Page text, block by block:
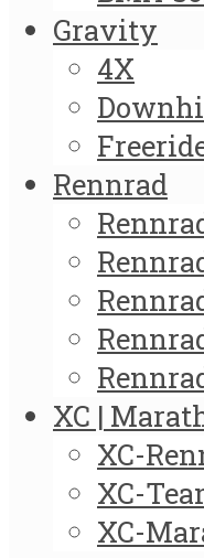
Gravity
4X
Rennrad
XC |
XC-
XC-
XC-